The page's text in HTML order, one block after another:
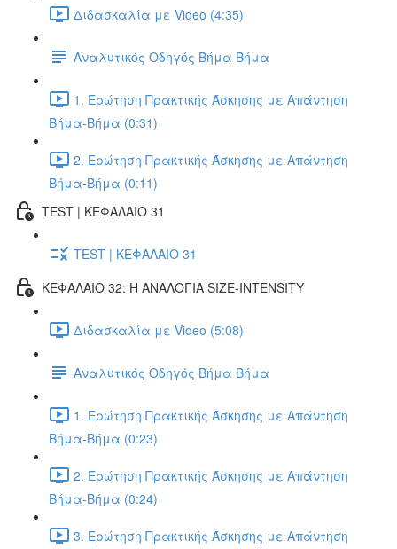
Διδασκαλία με Video (4:35)
Αναλυτικός Οδηγός Βήμα Βήμα
1. Ερώτηση Πρακτικής Άσκησης με Απάντηση
Βήμα-Βήμα (0:31)
2. Ερώτηση Πρακτικής Άσκησης με Απάντηση
Βήμα-Βήμα (0:11)
TEST | ΚΕΦΑΛΑΙΟ 31
TEST | ΚΕΦΑΛΑΙΟ 31
ΚΕΦΑΛΑΙΟ 32: Η ΑΝΑΛΟΓΙΑ SIZE-INTENSITY
Διδασκαλία με Video (5:08)
Αναλυτικός Οδηγός Βήμα Βήμα
1. Ερώτηση Πρακτικής Άσκησης με Απάντηση
Βήμα-Βήμα (0:23)
2. Ερώτηση Πρακτικής Άσκησης με Απάντηση
Βήμα-Βήμα (0:24)
3. Ερώτηση Πρακτικής Άσκησης με Απάντηση